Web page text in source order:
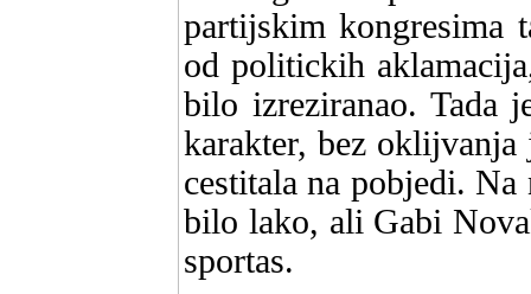
partijskim kongresima
od politickih
bilo izreziranao. Tada
karakter, bez
cestitala na pobjedi.
bilo lako, ali Gabi
sportas.